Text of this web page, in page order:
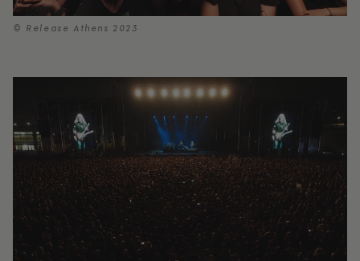
© Release Athens 2023